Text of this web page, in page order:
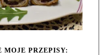
MOJE PRZEPISY: